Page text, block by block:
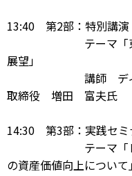
13:40 第2部：特別講演
テーマ「東京オ
展望」
講師 ディック
取締役 増田 富夫氏
14:30 第3部：実践セミ
テーマ「レンタ
の資産価値向上について」